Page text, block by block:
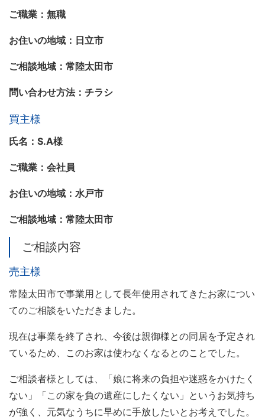
ご職業：無職
お住いの地域：日立市
ご相談地域：常陸太田市
問い合わせ方法：チラシ
買主様
氏名：S.A様
ご職業：会社員
お住いの地域：水戸市
ご相談地域：常陸太田市
ご相談内容
売主様
常陸太田市で事業用として長年使用されてきたお家につい
てのご相談をいただきました。
現在は事業を終了され、今後は親御様との同居を予定され
ているため、このお家は使わなくなるとのことでした。
ご相談者様としては、「娘に将来の負担や迷惑をかけたく
ない」「この家を負の遺産にしたくない」というお気持ち
が強く、元気なうちに早めに手放したいとお考えでした。